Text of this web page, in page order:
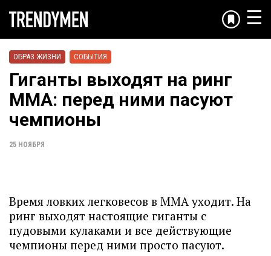
☰
ОБРАЗ ЖИЗНИ СОБЫТИЯ
Гиганты выходят на ринг
ММА: перед ними пасуют
чемпионы
25 НОЯБРЯ
Время ловких легковесов в ММА уходит. На
ринг выходят настоящие гиганты с
пудовыми кулаками и все действующие
чемпионы перед ними просто пасуют.